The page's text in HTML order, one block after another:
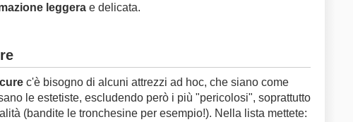
leggera e delicata.
c'è bisogno di alcuni attrezzi ad hoc, che siano come
le estetiste, escludendo però i più "pericolosi", soprattutto
(bandite le tronchesine per esempio!). Nella lista mettete: